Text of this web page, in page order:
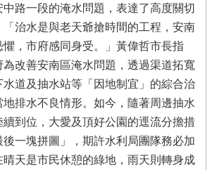
路一段的淹水問題，表達了高度關切
治水是與老天爺搶時間的工程，安南
懼，市府感同身受。」黃偉哲市長指
改善安南區淹水問題，透過渠道拓寬
道及抽水站等「因地制宜」的綜合治
排水不良情形。如今，隨著周邊抽水
到位，大愛及頂好公園的逕流分擔措
一塊拼圖」，期許水利局團隊務必加
天是市民休憩的綠地，雨天則轉身成